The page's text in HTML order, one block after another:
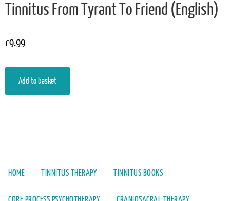
Tinnitus From Tyrant To Friend (English)
£9.99
Add to basket
HOME TINNITUS THERAPY TINNITUS BOOKS